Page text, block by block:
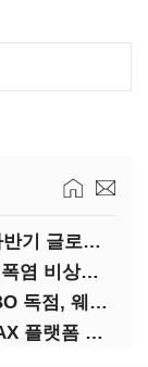
티빙·콘텐츠 IP 키운다…CJ ENM, 하반기 글로벌 확장 가속
작업자·통신망 이중 관리…통신3사, 폭염 비상대응 돌입
티빙 첫 분기 흑자…"2031년까지 KBO 독점, 웨이브 합병도 속도"
박윤영 KT 대표, AIDC 현장경영…"AX 플랫폼 핵심 인프라로 키운다"